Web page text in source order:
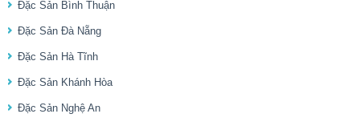
Đặc Sản Bình Thuận
Đặc Sản Đà Nẵng
Đặc Sản Hà Tĩnh
Đặc Sản Khánh Hòa
Đặc Sản Nghệ An